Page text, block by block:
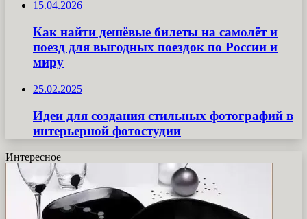
15.04.2026
Как найти дешёвые билеты на самолёт и
поезд для выгодных поездок по России и
миру
25.02.2025
Идеи для создания стильных фотографий в
интерьерной фотостудии
Интересное